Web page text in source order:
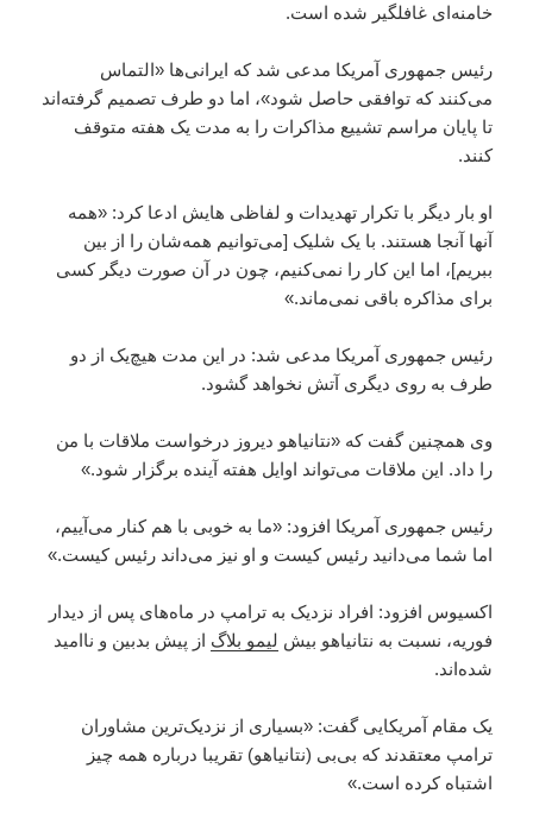
خامنه‌ای غافلگیر شده است.
رئیس جمهوری آمریکا مدعی شد که ایرانی‌ها «التماس
می‌کنند که توافقی حاصل شود»، اما دو طرف تصمیم گرفته‌اند
تا پایان مراسم تشییع مذاکرات را به مدت یک هفته متوقف
کنند.
او بار دیگر با تکرار تهدیدات و لفاظی هایش ادعا کرد: «همه
آنها آنجا هستند. با یک شلیک [می‌توانیم همه‌شان را از بین
ببریم]، اما این کار را نمی‌کنیم، چون در آن صورت دیگر کسی
برای مذاکره باقی نمی‌ماند.»
رئیس جمهوری آمریکا مدعی شد: در این مدت هیچ‌یک از دو
طرف به روی دیگری آتش نخواهد گشود.
وی همچنین گفت که «نتانیاهو دیروز درخواست ملاقات با من
را داد. این ملاقات می‌تواند اوایل هفته آینده برگزار شود.»
رئیس جمهوری آمریکا افزود: «ما به خوبی با هم کنار می‌آییم،
اما شما می‌دانید رئیس کیست و او نیز می‌داند رئیس کیست.»
اکسیوس افزود: افراد نزدیک به ترامپ در ماه‌های پس از دیدار
فوریه، نسبت به نتانیاهو بیش لیمو بلاگ از پیش بدبین و ناامید
شده‌اند.
یک مقام آمریکایی گفت: «بسیاری از نزدیک‌ترین مشاوران
ترامپ معتقدند که بی‌بی (نتانیاهو) تقریبا درباره همه چیز
اشتباه کرده است.»